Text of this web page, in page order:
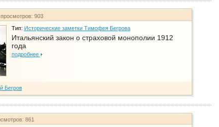
903
Тип: Исторические заметки Тимофея Бегрова
Итальянский закон о страховой монополии 1912
года
подробнее
Бегров
861